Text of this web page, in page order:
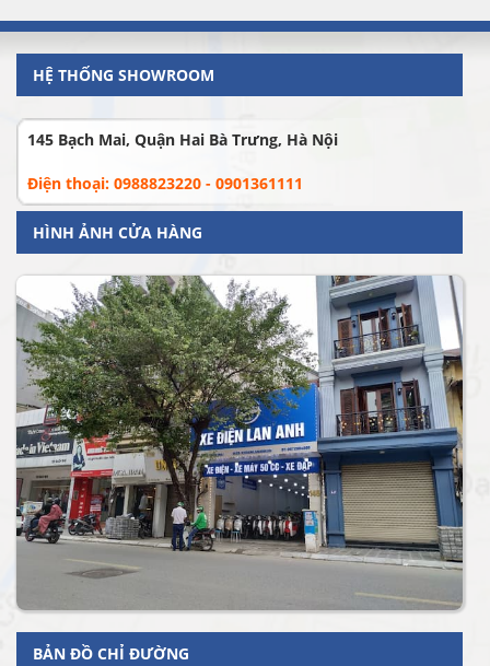
HỆ THỐNG SHOWROOM
145 Bạch Mai, Quận Hai Bà Trưng, Hà Nội
Điện thoại: 0988823220 - 0901361111
HÌNH ẢNH CỬA HÀNG
BẢN ĐỒ CHỈ ĐƯỜNG